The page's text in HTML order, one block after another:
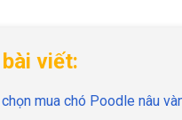
viết:
mua chó Poodle nâu